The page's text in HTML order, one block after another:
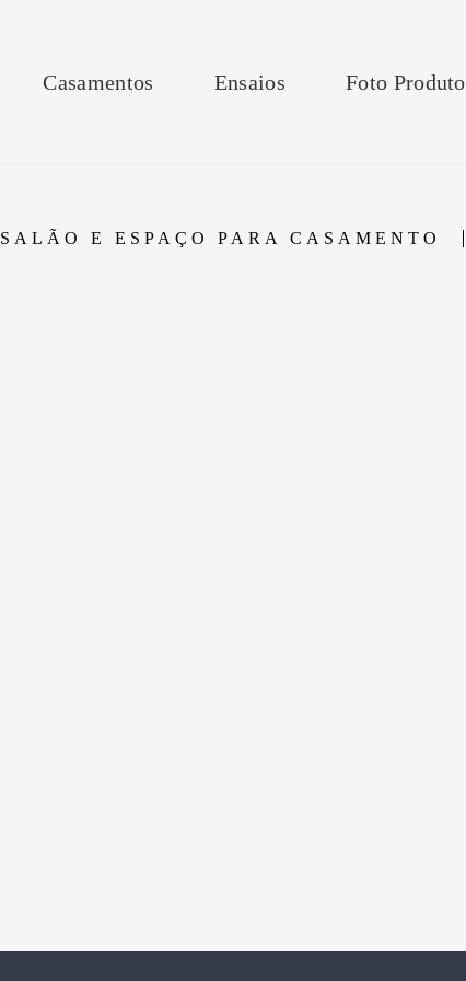
Casamentos Ensaios Foto Produto
SALÃO E ESPAÇO PARA CASAMENTO